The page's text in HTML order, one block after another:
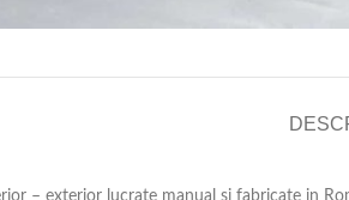
– exterior lucrate manual și fabricate in